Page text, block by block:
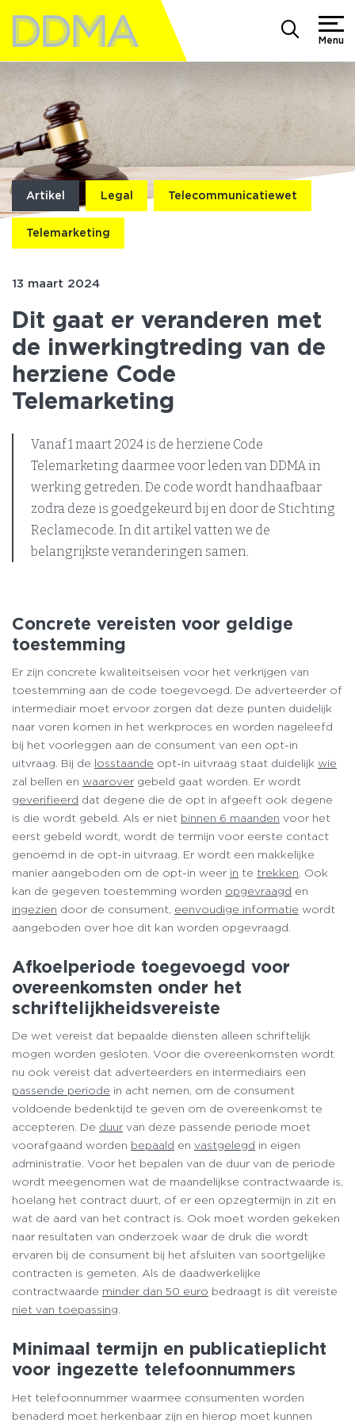
Menu
Artikel Legal Telecommunicatiewet
Telemarketing
13 maart 2024
Dit gaat er veranderen met
de inwerkingtreding van de
herziene Code
Telemarketing
Vanaf 1 maart 2024 is de herziene Code
Telemarketing daarmee voor leden van DDMA in
werking getreden. De code wordt handhaafbaar
zodra deze is goedgekeurd bij en door de Stichting
Reclamecode. In dit artikel vatten we de
belangrijkste veranderingen samen.
Concrete vereisten voor geldige
toestemming
Er zijn concrete kwaliteitseisen voor het verkrijgen van
toestemming aan de code toegevoegd. De adverteerder of
intermediair moet ervoor zorgen dat deze punten duidelijk
naar voren komen in het werkproces en worden nageleefd
bij het voorleggen aan de consument van een opt-in
uitvraag. Bij de losstaande opt-in uitvraag staat duidelijk wie
zal bellen en waarover gebeld gaat worden. Er wordt
geverifieerd dat degene die de opt in afgeeft ook degene
is die wordt gebeld. Als er niet binnen 6 maanden voor het
eerst gebeld wordt, wordt de termijn voor eerste contact
genoemd in de opt-in uitvraag. Er wordt een makkelijke
manier aangeboden om de opt-in weer in te trekken . Ook
kan de gegeven toestemming worden opgevraagd en
ingezien door de consument, eenvoudige informatie wordt
aangeboden over hoe dit kan worden opgevraagd.
Afkoelperiode toegevoegd voor
overeenkomsten onder het
schriftelijkheidsvereiste
De wet vereist dat bepaalde diensten alleen schriftelijk
mogen worden gesloten. Voor die overeenkomsten wordt
nu ook vereist dat adverteerders en intermediairs een
passende periode in acht nemen, om de consument
voldoende bedenktijd te geven om de overeenkomst te
accepteren. De duur van deze passende periode moet
voorafgaand worden bepaald en vastgelegd in eigen
administratie. Voor het bepalen van de duur van de periode
wordt meegenomen wat de maandelijkse contractwaarde is,
hoelang het contract duurt, of er een opzegtermijn in zit en
wat de aard van het contract is. Ook moet worden gekeken
naar resultaten van onderzoek waar de druk die wordt
ervaren bij de consument bij het afsluiten van soortgelijke
contracten is gemeten. Als de daadwerkelijke
contractwaarde minder dan 50 euro bedraagt is dit vereiste
niet van toepassing.
Minimaal termijn en publicatieplicht
voor ingezette telefoonnummers
Het telefoonnummer waarmee consumenten worden
benaderd moet herkenbaar zijn en hierop moet kunnen